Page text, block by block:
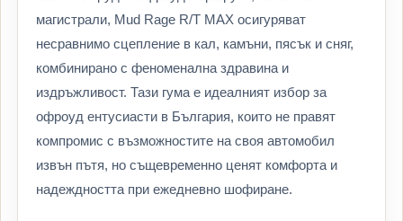
магистрали, Mud Rage R/T MAX осигуряват
несравнимо сцепление в кал, камъни, пясък и сняг,
комбинирано с феноменална здравина и
издръжливост. Тази гума е идеалният избор за
офроуд ентусиасти в България, които не правят
компромис с възможностите на своя автомобил
извън пътя, но същевременно ценят комфорта и
надеждността при ежедневно шофиране.